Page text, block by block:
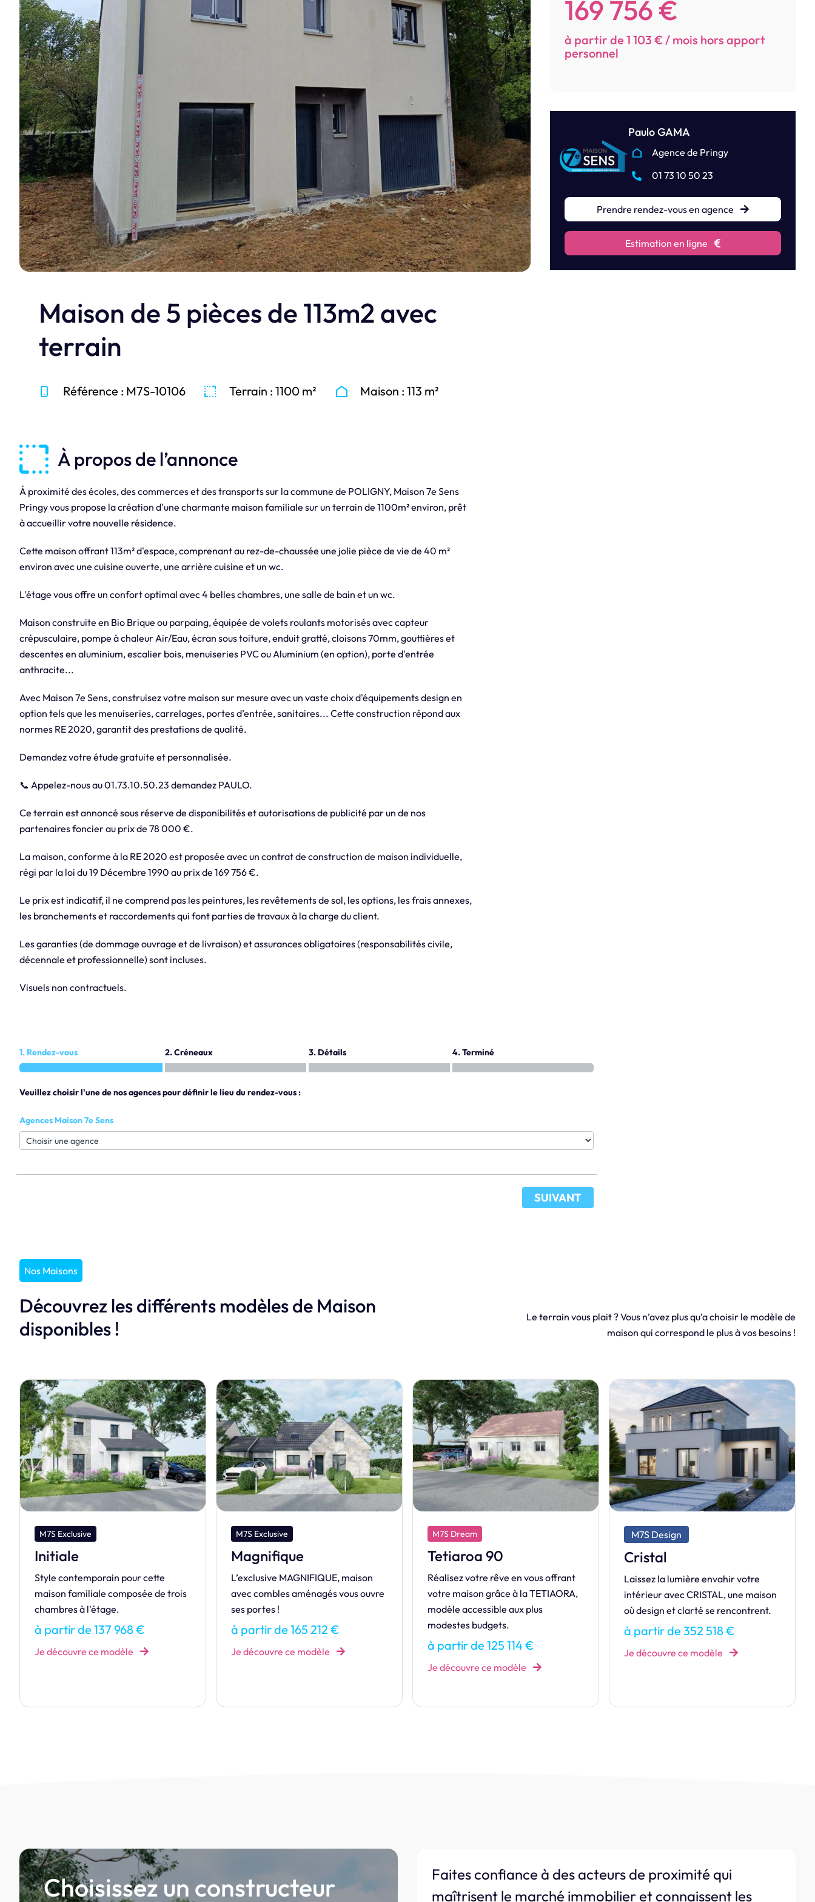
réalisations en photos.
Je découvre
Maison de 5 pièces de 113m2 avec
terrain
Référence : M7S-10106 Terrain : 1100 m² Maison : 113 m²
169 756 €
à partir de 1 103 € / mois hors apport
personnel
Paulo GAMA
Agence de Pringy
01 73 10 50 23
Prendre rendez-vous en agence
Estimation en ligne
À propos de l’annonce
À proximité des écoles, des commerces et des transports sur la commune de POLIGNY, Maison 7e Sens
Pringy vous propose la création d'une charmante maison familiale sur un terrain de 1100m² environ, prêt
à accueillir votre nouvelle résidence.
Cette maison offrant 113m² d'espace, comprenant au rez-de-chaussée une jolie pièce de vie de 40 m²
environ avec une cuisine ouverte, une arrière cuisine et un wc.
L'étage vous offre un confort optimal avec 4 belles chambres, une salle de bain et un wc.
Maison construite en Bio Brique ou parpaing, équipée de volets roulants motorisés avec capteur
crépusculaire, pompe à chaleur Air/Eau, écran sous toiture, enduit gratté, cloisons 70mm, gouttières et
descentes en aluminium, escalier bois, menuiseries PVC ou Aluminium (en option), porte d'entrée
anthracite...
Avec Maison 7e Sens, construisez votre maison sur mesure avec un vaste choix d'équipements design en
option tels que les menuiseries, carrelages, portes d’entrée, sanitaires... Cette construction répond aux
normes RE 2020, garantit des prestations de qualité.
Demandez votre étude gratuite et personnalisée.
📞 Appelez-nous au 01.73.10.50.23 demandez PAULO.
Ce terrain est annoncé sous réserve de disponibilités et autorisations de publicité par un de nos
partenaires foncier au prix de 78 000 €.
La maison, conforme à la RE 2020 est proposée avec un contrat de construction de maison individuelle,
régi par la loi du 19 Décembre 1990 au prix de 169 756 €.
Le prix est indicatif, il ne comprend pas les peintures, les revêtements de sol, les options, les frais annexes,
les branchements et raccordements qui font parties de travaux à la charge du client.
Les garanties (de dommage ouvrage et de livraison) et assurances obligatoires (responsabilités civile,
décennale et professionnelle) sont incluses.
Visuels non contractuels.
1. Rendez-vous 2. Créneaux 3. Détails 4. Terminé
Veuillez choisir l'une de nos agences pour définir le lieu du rendez-vous :
Agences Maison 7e Sens
SUIVANT
Nos Maisons
Découvrez les différents modèles de Maison
disponibles !
Le terrain vous plait ? Vous n’avez plus qu’a choisir le modèle de
maison qui correspond le plus à vos besoins !
M7S Exclusive
Magnifique
L’exclusive MAGNIFIQUE, maison
avec combles aménagés vous ouvre
ses portes !
à partir de 165 212 €
Je découvre ce modèle
M7S Dream
Tetiaroa 90
Réalisez votre rêve en vous offrant
votre maison grâce à la TETIAORA,
modèle accessible aux plus
modestes budgets.
à partir de 125 114 €
M7S Design
Cristal
Laissez la lumière envahir votre
intérieur avec CRISTAL, une maison
où design et clarté se rencontrent.
à partir de 352 518 €
Je découvre ce modèle
M7S Exclusive
Fascination
FASCINATION est l’alliance parfaite
entre modernité et confort.
à partir de 166 788 €
Je découvre ce modèle
Choisissez un constructeur
Faites confiance à des acteurs de proximité qui
maîtrisent le marché immobilier et connaissent les